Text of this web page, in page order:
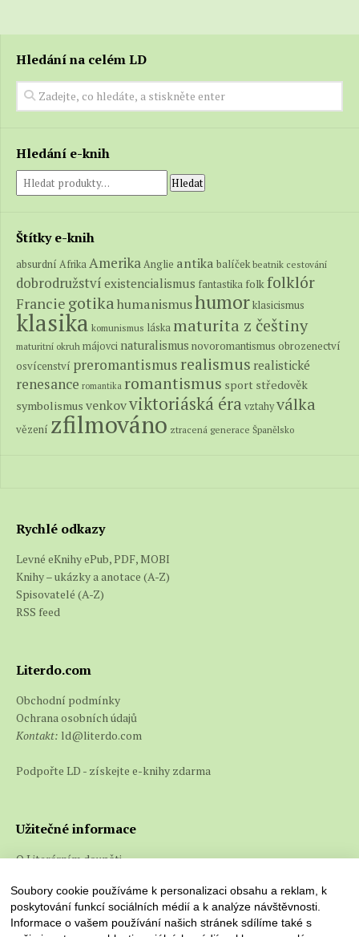
Hledání na celém LD
Hledání e-knih
Hledat
Štítky e-knih
absurdní AfrikaAmerikaAnglie antika balíček beatnik cestování
dobrodružství existencialismus fantastika folkfolklór
Francie gotikahumanismushumorklasicismus
klasika komunismus láskamaturita z češtiny
maturitní okruh májovci naturalismus novoromantismus obrozenectví
osvícenství preromantismus realismus realistické
renesance romantika romantismus sport středověk
symbolismus venkovviktoriáská éravztahyválka
vězení zfilmováno ztracená generace Španělsko
Rychlé odkazy
Levné eKnihy ePub, PDF, MOBI
Knihy – ukázky a anotace (A-Z)
Spisovatelé (A-Z)
RSS feed
Literdo.com
Obchodní podmínky
Ochrana osobních údajů
Kontakt: ld@literdo.com
Podpořte LD - získejte e-knihy zdarma
Užitečné informace
O Literárním doupěti
Soubory cookie používáme k personalizaci obsahu a reklam, k
poskytování funkcí sociálních médií a k analýze návštěvnosti.
Informace o vašem používání našich stránek sdílíme také s